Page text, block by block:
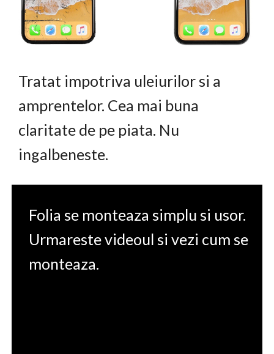
Tratat impotriva uleiurilor si a
amprentelor. Cea mai buna
claritate de pe piata. Nu
ingalbeneste.
Folia se monteaza simplu si usor.
Urmareste videoul si vezi cum se
monteaza.